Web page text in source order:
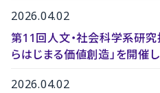
2026.04.02
第11回人文・社会科学系研究
らはじまる価値創造」を開催
2026.04.02